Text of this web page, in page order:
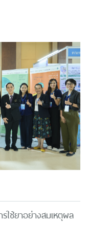
ใช้ยาอย่างสมเหตุผล